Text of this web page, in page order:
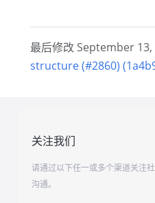
最后修改 September 13,
structure (#2860)
关注我们
请通过以下任一或多个渠道关注
沟通。